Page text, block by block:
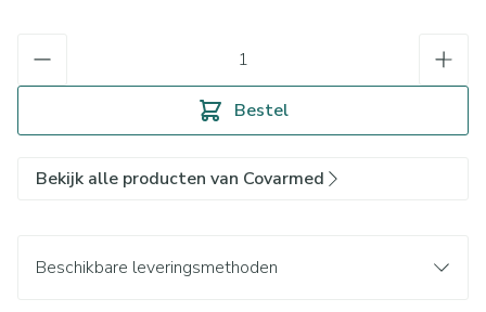
Bestel
Bekijk alle producten van Covarmed
Beschikbare leveringsmethoden